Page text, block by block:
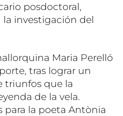
posdoctoral,
la investigación del
Maria Perelló
tras lograr un
triunfos que la
de la vela.
para la poeta Antònia